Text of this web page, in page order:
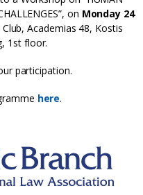
on Monday 24
Academias 48, Kostis
1st floor.
participation.
here.